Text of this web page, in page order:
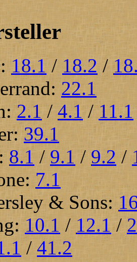
18.1/ 18.2/
22.1
2.1/4.1/11.1
39.1
8.1/9.1/9.2/
7.1
& Sons:
10.1 / 12.1/
/ 41.2